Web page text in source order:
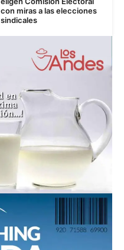
con miras a las elecciones
sindicales